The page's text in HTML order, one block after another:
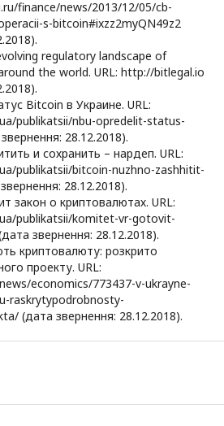
finance/news/2013/12/05/cb-
s-bitcoin#ixzz2myQN49z2
regulatory landscape of
the world. URL: http://bitlegal.io
Bitcoin в Украине. URL:
publikatsii/nbu-opredelit-status-
28.12.2018).
и сохранить – нардеп. URL:
publikatsii/bitcoin-nuzhno-zashhitit-
28.12.2018).
закон о криптовалютах. URL:
publikatsii/komitet-vr-gotovit-
звернення: 28.12.2018).
криптовалюту: розкрито
проекту. URL:
economics/773437-v-ukrayne-
raskrytypodrobnosty-
(дата звернення: 28.12.2018).